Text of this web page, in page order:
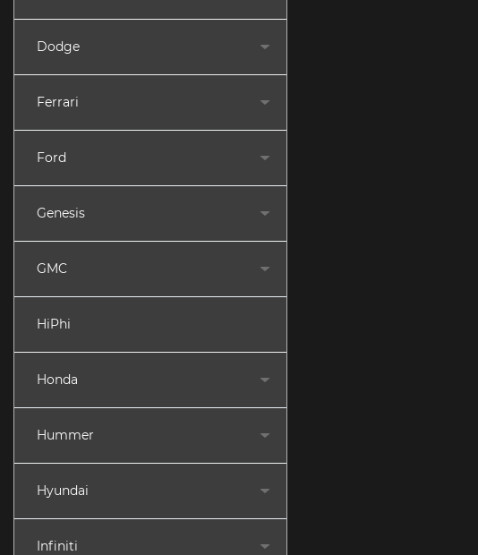
Dodge
Ferrari
Ford
Genesis
GMC
HiPhi
Honda
Hummer
Hyundai
Infiniti